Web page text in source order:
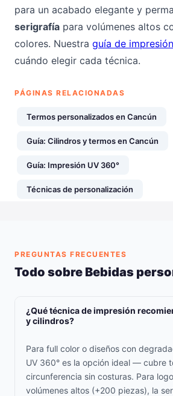
para un acabado elegante y
serigrafía para volúmenes altos
colores. Nuestra guía de
cuándo elegir cada técnica.
PÁGINAS RELACIONADAS
Termos personalizados en Cancún
Guía: Cilindros y termos en Cancún
Guía: Impresión UV 360°
Técnicas de personalización
PREGUNTAS FRECUENTES
Todo sobre Bebidas
¿Qué técnica de impresión
y cilindros?
Para full color o diseños con
UV 360° es la opción ideal — cubre
circunferencia sin costuras. Para
volúmenes altos (+200 piezas), la